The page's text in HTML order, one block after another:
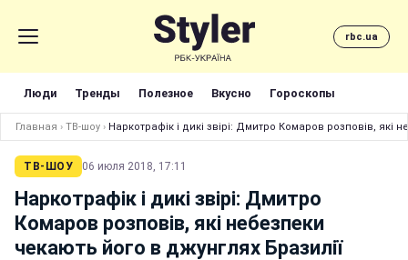
rbc.ua
Люди Тренды Полезное Вкусно Гороскопы
Главная › ТВ-шоу › Наркотрафік і дикі звірі: Дмитро Комаров розповів, які
ТВ-ШОУ 06 июля 2018, 17:11
Наркотрафік і дикі звірі: Дмитро
Комаров розповів, які небезпеки
чекають його в джунглях Бразилії